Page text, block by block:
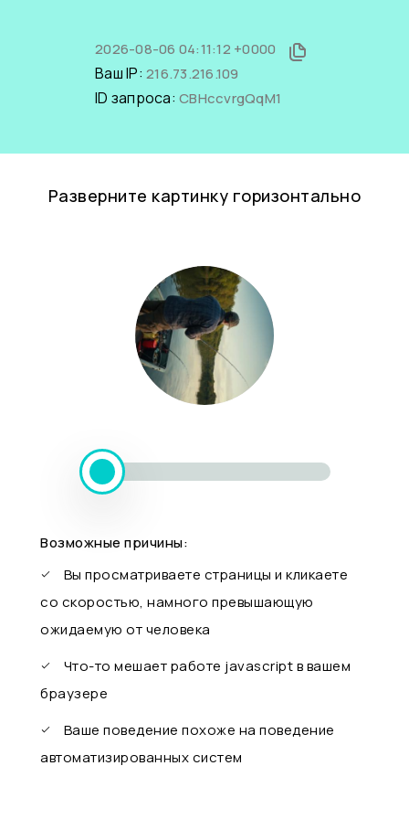
2026-08-06 04:11:12 +0000
Ваш IP: 216.73.216.109
ID запроса: CBHccvrgQqM1
Разверните картинку горизонтально
Возможные причины:
Вы просматриваете страницы и кликаете
со скоростью, намного превышающую
ожидаемую от человека
Что-то мешает работе javascript в вашем
браузере
Ваше поведение похоже на поведение
автоматизированных систем